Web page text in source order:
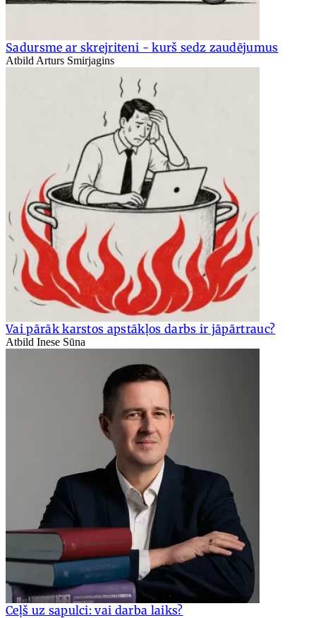
Sadursme ar skrejriteni - kurš sedz zaudējumus
Atbild Arturs Smirjagins
Vai pārāk karstos apstākļos darbs ir jāpārtrauc?
Atbild Inese Sūna
Ceļš uz sapulci: vai darba laiks?